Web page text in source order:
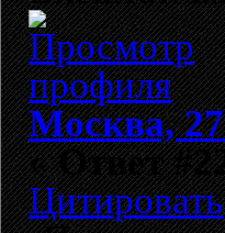
Москва, 27
«Ответ
Цитировать